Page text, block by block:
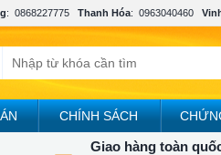
: 0868227775 Thanh Hóa: 0963040460
CHÍNH SÁCH
Giao hàng toàn